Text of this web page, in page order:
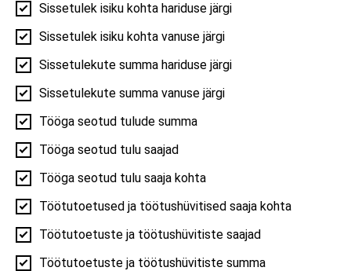
Sissetulek isiku kohta hariduse järgi
Sissetulek isiku kohta vanuse järgi
Sissetulekute summa hariduse järgi
Sissetulekute summa vanuse järgi
Tööga seotud tulude summa
Tööga seotud tulu saajad
Tööga seotud tulu saaja kohta
Töötutoetused ja töötushüvitised saaja kohta
Töötutoetuste ja töötushüvitiste saajad
Töötutoetuste ja töötushüvitiste summa
94,7%
Rahvaarv välisriikidest
kodakondsuse järgi
Rahvaarv välisriikidest kodakondsuse järgi | 2026,
Kose vald